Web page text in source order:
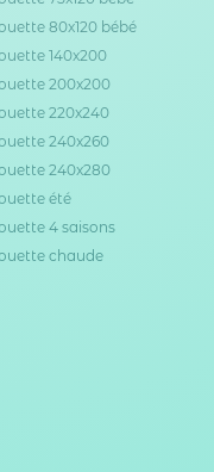
80x120 bébé
140x200
200x200
220x240
240x260
240x280
été
4 saisons
chaude